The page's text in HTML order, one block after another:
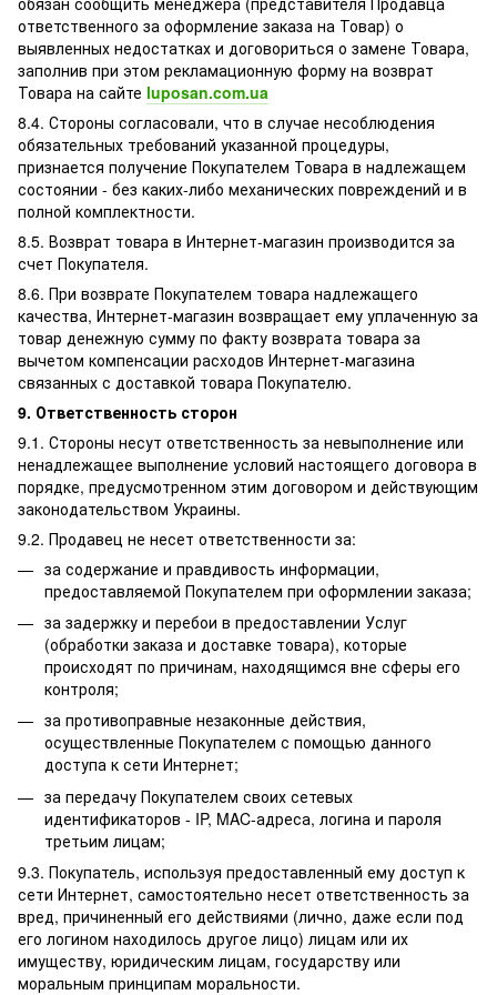
ответственного за оформление заказа на Товар) о
выявленных недостатках и договориться о замене Товара,
заполнив при этом рекламационную форму на возврат
Товара на сайте luposan.com.ua
8.4. Стороны согласовали, что в случае несоблюдения
обязательных требований указанной процедуры,
признается получение Покупателем Товара в надлежащем
состоянии - без каких-либо механических повреждений и в
полной комплектности.
8.5. Возврат товара в Интернет-магазин производится за
счет Покупателя.
8.6. При возврате Покупателем товара надлежащего
качества, Интернет-магазин возвращает ему уплаченную за
товар денежную сумму по факту возврата товара за
вычетом компенсации расходов Интернет-магазина
связанных с доставкой товара Покупателю.
9. Ответственность сторон
9.1. Стороны несут ответственность за невыполнение или
ненадлежащее выполнение условий настоящего договора в
порядке, предусмотренном этим договором и действующим
законодательством Украины.
9.2. Продавец не несет ответственности за:
за содержание и правдивость информации,
предоставляемой Покупателем при оформлении заказа;
за задержку и перебои в предоставлении Услуг
(обработки заказа и доставке товара), которые
происходят по причинам, находящимся вне сферы его
контроля;
за противоправные незаконные действия,
осуществленные Покупателем с помощью данного
доступа к сети Интернет;
за передачу Покупателем своих сетевых
идентификаторов - IP, MAC-адреса, логина и пароля
третьим лицам;
9.3. Покупатель, используя предоставленный ему доступ к
сети Интернет, самостоятельно несет ответственность за
вред, причиненный его действиями (лично, даже если под
его логином находилось другое лицо) лицам или их
имуществу, юридическим лицам, государству или
моральным принципам моральности.